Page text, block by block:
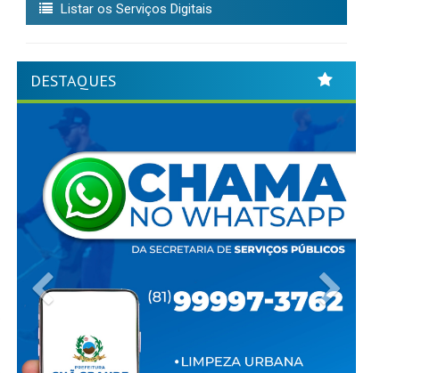
Listar os Serviços Digitais
DESTAQUES
Previous